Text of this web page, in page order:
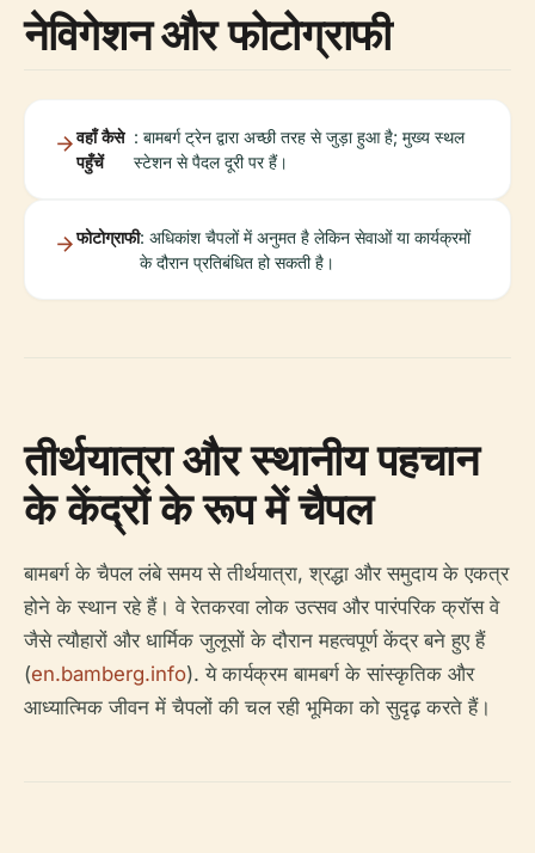
नेविगेशन और फोटोग्राफी
वहाँ कैसे
पहुँचें
: बामबर्ग ट्रेन द्वारा अच्छी तरह से जुड़ा हुआ है; मुख्य स्थल
स्टेशन से पैदल दूरी पर हैं।
फोटोग्राफी: अधिकांश चैपलों में अनुमत है लेकिन सेवाओं या कार्यक्रमों
के दौरान प्रतिबंधित हो सकती है।
तीर्थयात्रा और स्थानीय पहचान
के केंद्रों के रूप में चैपल
बामबर्ग के चैपल लंबे समय से तीर्थयात्रा, श्रद्धा और समुदाय के एकत्र
होने के स्थान रहे हैं। वे रेतकरवा लोक उत्सव और पारंपरिक क्रॉस वे
जैसे त्यौहारों और धार्मिक जुलूसों के दौरान महत्वपूर्ण केंद्र बने हुए हैं
(en.bamberg.info). ये कार्यक्रम बामबर्ग के सांस्कृतिक और
आध्यात्मिक जीवन में चैपलों की चल रही भूमिका को सुदृढ़ करते हैं।